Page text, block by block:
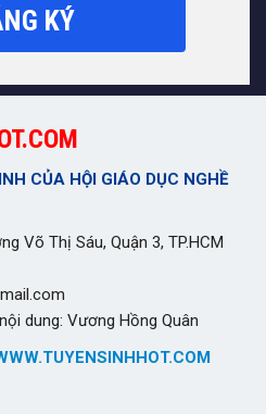
KÝ
CỦA HỘI GIÁO DỤC NGHỀ
Võ Thị Sáu, Quận 3, TP.HCM
dung: Vương Hồng Quân